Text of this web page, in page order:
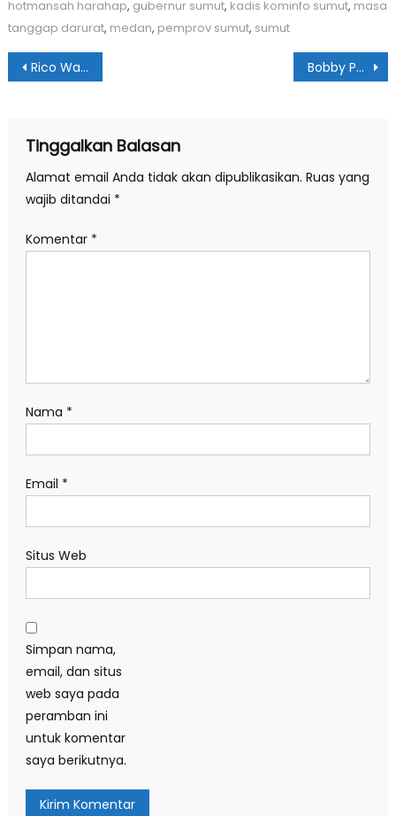
hotmansah harahap, gubernur sumut, kadis kominfo sumut, masa
tanggap darurat, medan, pemprov sumut, sumut
Navigasi
Rico Waas Usulkan UMK 2026 Rp4,3 Juta Bobby Percepat Huntap Bagi Korban Bencana di Sumut
Tinggalkan Balasan
Alamat email Anda tidak akan dipublikasikan. Ruas yang
wajib ditandai *
Komentar *
Nama *
Email *
Situs Web
Simpan nama,
email, dan situs
web saya pada
peramban ini
untuk komentar
saya berikutnya.